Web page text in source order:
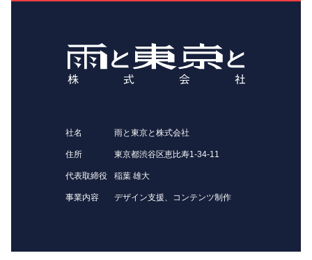
社名 雨と東京と株式会社
住所 東京都渋谷区恵比寿1-34-11
代表取締役 稲葉 雄大
事業内容 デザイン支援、コンテンツ制作